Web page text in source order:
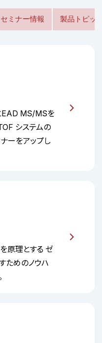
セミナー情報 製品トピッ
EAD MS/MSを
システムの
ーをアップし
原理とする ゼ
ためのノウハ